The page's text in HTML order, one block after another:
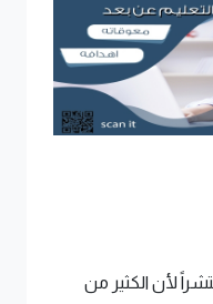
لأن الكثير من